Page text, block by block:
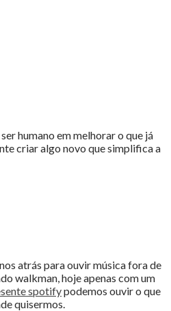
humano em melhorar o que já
criar algo novo que simplifica a
atrás para ouvir música fora de
walkman, hoje apenas com um
spotifypodemos ouvir o que
quisermos.